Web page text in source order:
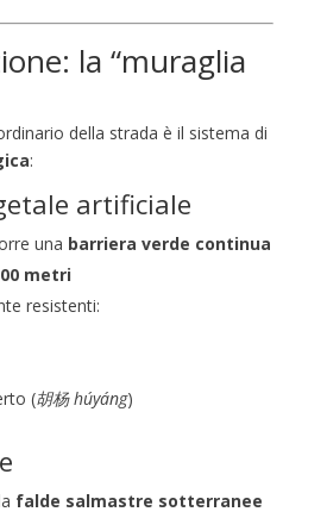
la “muraglia
della strada è il sistema di
:
artificiale
una barriera verde continua
metri
resistenti:
(胡杨 húyáng)
falde salmastre sotterranee